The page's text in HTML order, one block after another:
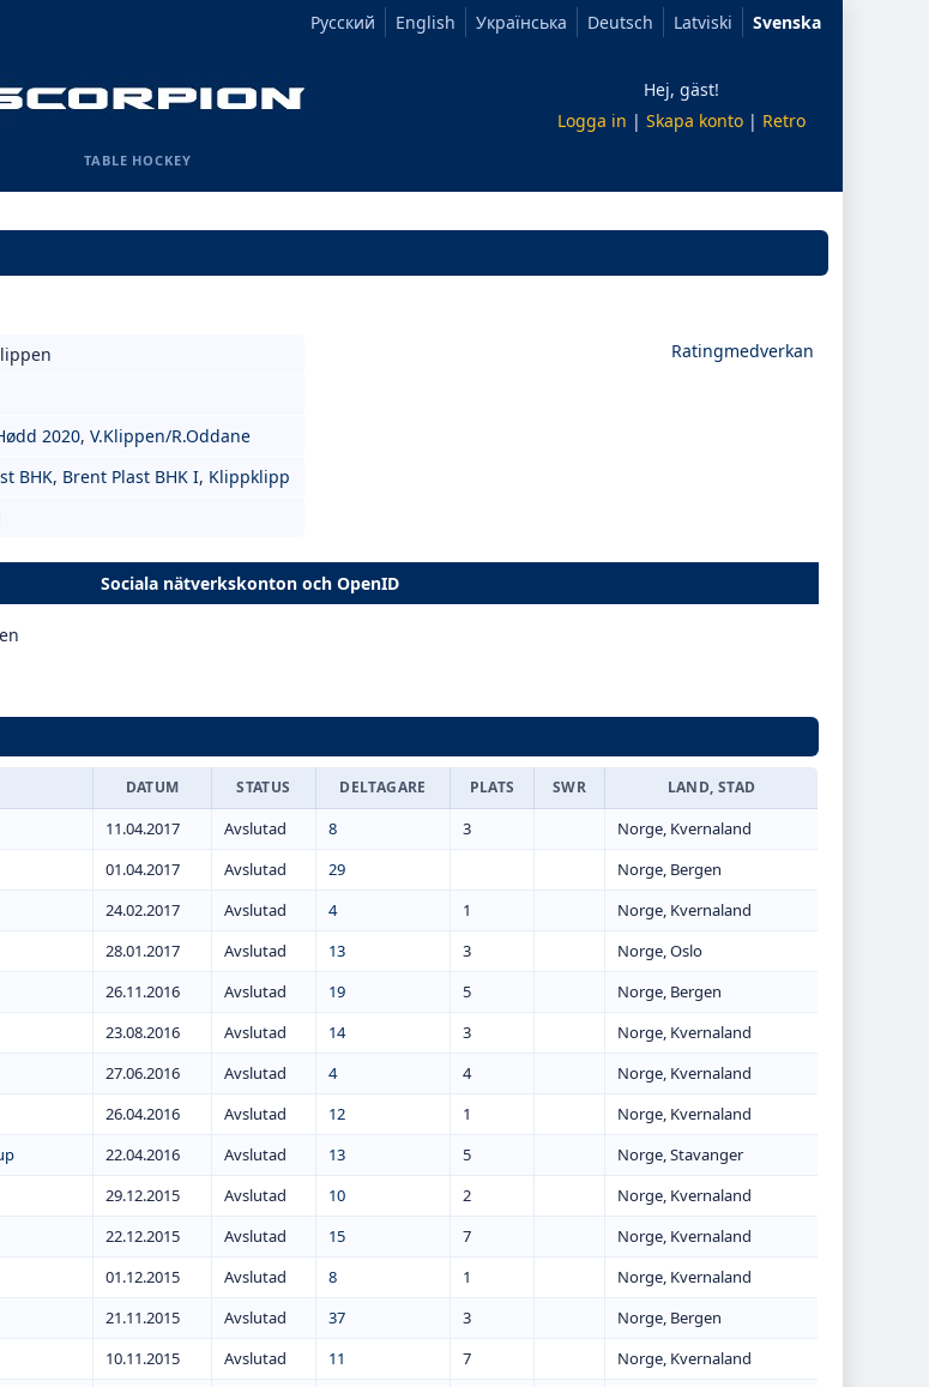
Русский English Українська Deutsch Latviski Svenska
Hej, gäst!
Logga in | Skapa konto| Retro
TABLE HOCKEY
Ratingmedverkan
2020, V.Klippen/R.Oddane
BHK, Brent Plast BHK I, Klippklipp
Sociala nätverkskonton och OpenID
DATUM STATUS DELTAGARE PLATS SWR LAND, STAD
11.04.2017 Avslutad 8 3
Norge, Kvernaland
01.04.2017 Avslutad 29
Norge, Bergen
24.02.2017 Avslutad 4 1
Norge, Kvernaland
28.01.2017 Avslutad 13 3
Norge, Oslo
26.11.2016 Avslutad 19 5
Norge, Bergen
23.08.2016 Avslutad 14 3
Norge, Kvernaland
27.06.2016 Avslutad 4 4
Norge, Kvernaland
26.04.2016 Avslutad 12 1
Norge, Kvernaland
22.04.2016 Avslutad 13 5
Norge, Stavanger
29.12.2015 Avslutad 10 2
Norge, Kvernaland
22.12.2015 Avslutad 15 7
Norge, Kvernaland
01.12.2015 Avslutad 8 1
Norge, Kvernaland
21.11.2015 Avslutad 37 3
Norge, Bergen
10.11.2015 Avslutad 11 7
Norge, Kvernaland